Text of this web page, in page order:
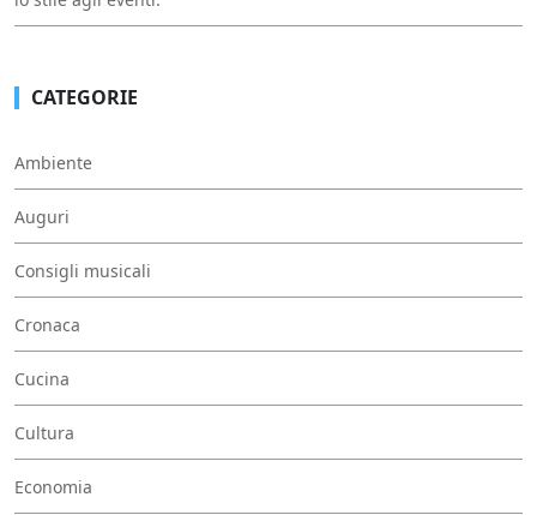
CATEGORIE
Ambiente
Auguri
Consigli musicali
Cronaca
Cucina
Cultura
Economia